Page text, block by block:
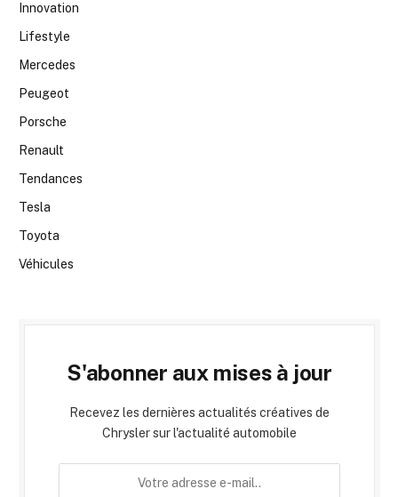
Innovation
Lifestyle
Mercedes
Peugeot
Porsche
Renault
Tendances
Tesla
Toyota
Véhicules
S'abonner aux mises à jour
Recevez les dernières actualités créatives de
Chrysler sur l'actualité automobile